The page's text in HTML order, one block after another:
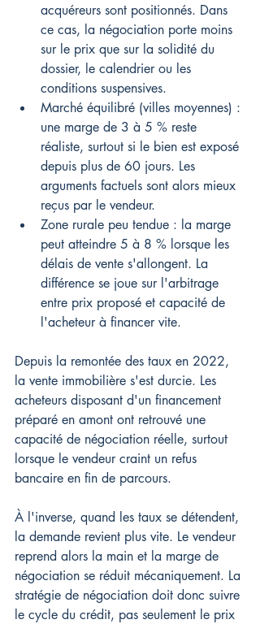
acquéreurs sont positionnés. Dans
ce cas, la négociation porte moins
sur le prix que sur la solidité du
dossier, le calendrier ou les
conditions suspensives.
Marché équilibré (villes moyennes) :
une marge de 3 à 5 % reste
réaliste, surtout si le bien est exposé
depuis plus de 60 jours. Les
arguments factuels sont alors mieux
reçus par le vendeur.
Zone rurale peu tendue : la marge
peut atteindre 5 à 8 % lorsque les
délais de vente s'allongent. La
différence se joue sur l'arbitrage
entre prix proposé et capacité de
l'acheteur à financer vite.
Depuis la remontée des taux en 2022,
la vente immobilière s'est durcie. Les
acheteurs disposant d'un financement
préparé en amont ont retrouvé une
capacité de négociation réelle, surtout
lorsque le vendeur craint un refus
bancaire en fin de parcours.
À l'inverse, quand les taux se détendent,
la demande revient plus vite. Le vendeur
reprend alors la main et la marge de
négociation se réduit mécaniquement. La
stratégie de négociation doit donc suivre
le cycle du crédit, pas seulement le prix